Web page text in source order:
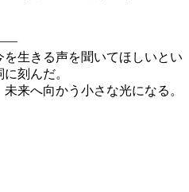
——
生きる声を聞いてほしいとい
刻んだ。
来へ向かう小さな光になる。